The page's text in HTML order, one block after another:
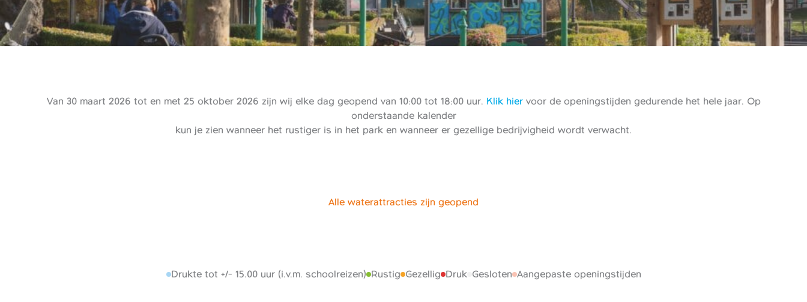
Van 30 maart 2026 tot en met 25 oktober 2026 zijn wij elke dag geopend van 10:00 tot 18:00 uur. Klik hiervoor de openingstijden gedurende het hele jaar. Op
onderstaande kalender
kun je zien wanneer het rustiger is in het park en wanneer er gezellige bedrijvigheid wordt verwacht.
Alle waterattracties zijn geopend
Aangepaste openingstijden
Druk
Drukte tot +/- 15.00 uur (i.v.m. schoolreizen) Gesloten
Gezellig
Rustig